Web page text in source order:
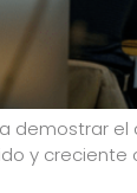
demostrar
y